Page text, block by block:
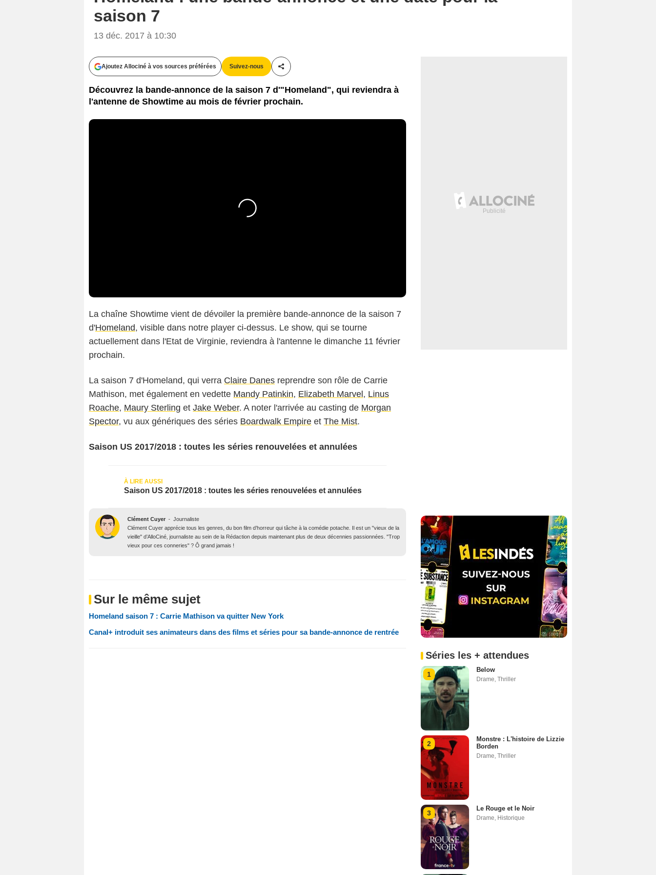
saison 7
13 déc. 2017 à 10:30
Ajoutez Allociné à vos sources préférées Suivez-nous
Partager cet article
Découvrez la bande-annonce de la saison 7 d'"Homeland", qui reviendra à
l'antenne de Showtime au mois de février prochain.
La chaîne Showtime vient de dévoiler la première bande-annonce de la saison 7
d'Homeland, visible dans notre player ci-dessus. Le show, qui se tourne
actuellement dans l'Etat de Virginie, reviendra à l'antenne le dimanche 11 février
prochain.
La saison 7 d'Homeland, qui verra Claire Danes reprendre son rôle de Carrie
Mathison, met également en vedette Mandy Patinkin, Elizabeth Marvel , Linus
Roache, Maury Sterling et Jake Weber. A noter l'arrivée au casting de Morgan
Spector, vu aux génériques des séries Boardwalk Empire et The Mist.
Saison US 2017/2018 : toutes les séries renouvelées et annulées
Saison US 2017/2018 : toutes les séries renouvelées et annulées
Clément Cuyer - Journaliste
Clément Cuyer apprécie tous les genres, du bon film d’horreur qui tâche à la comédie potache. Il est un "vieux de la
vieille" d’AlloCiné, journaliste au sein de la Rédaction depuis maintenant plus de deux décennies passionnées. "Trop
vieux pour ces conneries" ? Ô grand jamais !
Sur le même sujet
Homeland saison 7 : Carrie Mathison va quitter New York
Canal+ introduit ses animateurs dans des films et séries pour sa bande-annonce de rentrée
Séries les + attendues
1
Below
Drame Thriller
2
Monstre : L'histoire de Lizzie
Borden
Drame Thriller
3
Le Rouge et le Noir
Drame Historique